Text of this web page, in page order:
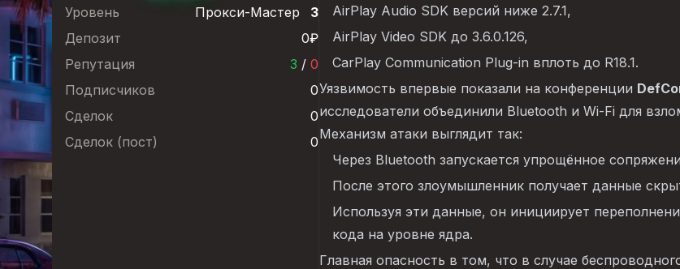
Уровень Прокси-Мастер
3
Депозит
0₽
Репутация
3 / 0
Подписчиков
0
Сделок
0
Сделок (пост)
0
AirPlay Audio SDK версий ниже 2.7.1,
AirPlay Video SDK до 3.6.0.126,
CarPlay Communication Plug-in вплоть до R18.1.
Уязвимость впервые показали на конференции
исследователи объединили Bluetooth и Wi-Fi для
Механизм атаки выглядит так:
Через Bluetooth запускается упрощённое
После этого злоумышленник получает данные
Используя эти данные, он инициирует
кода на уровне ядра.
Главная опасность в том, что в случае